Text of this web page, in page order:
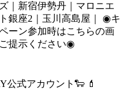
｜新宿伊勢丹｜マロニエ
銀座2｜玉川高島屋｜ ◉キ
ーン参加時はこちらの画
提示ください◉
公式アカウント🐑 💄